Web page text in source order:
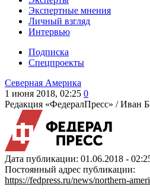
Экспертные мнения
Личный взгляд
Интервью
Подписка
Спецпроекты
Северная Америка
1 июня 2018, 02:25 0
Редакция «ФедералПресс» /Иван
Дата публикации: 01.06.2018 -
Постоянный адрес публикации:
https://fedpress.ru/news/northern-